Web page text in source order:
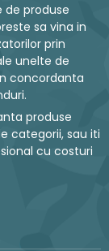
produse
sa vina in
prin
unelte de
concordanta
produse
categorii, sau iti
cu costuri